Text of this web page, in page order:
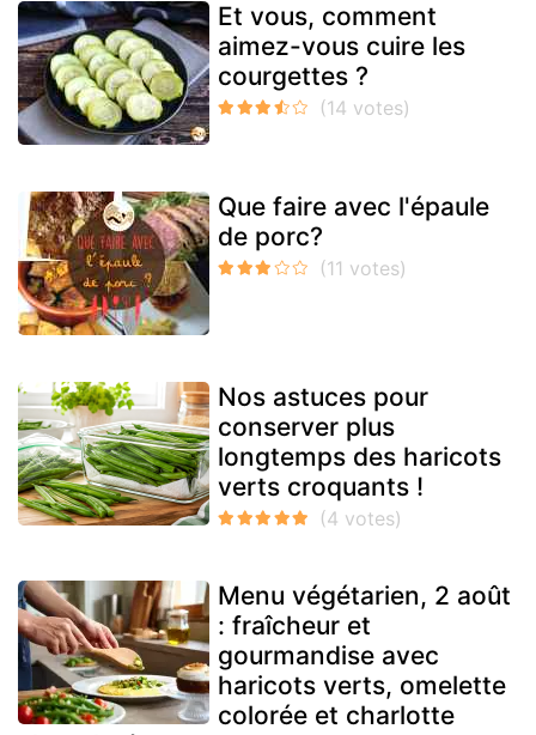
Et vous, comment
aimez-vous cuire les
courgettes ?
Que faire avec l'épaule
de porc?
Nos astuces pour
conserver plus
longtemps des haricots
verts croquants !
Menu végétarien, 2 août
: fraîcheur et
gourmandise avec
haricots verts, omelette
colorée et charlotte